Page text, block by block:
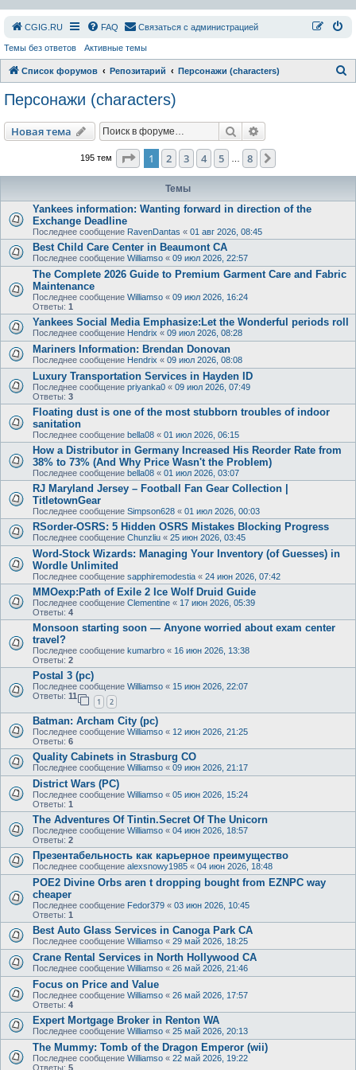
СGIG.RU FAQ Связаться с администрацией
Темы без ответов Активные темы
Список форумов Репозитарий Персонажи (characters)
Персонажи (characters)
Новая тема Поиск
195 тем Страница из
1 2 3 4 5 8
Темы
Yankees information: Wanting forward in direction of the
Exchange Deadline
Последнее сообщение RavenDantas « 01 авг 2026, 08:45
Best Child Care Center in Beaumont CA
Последнее сообщение Williamso « 09 июл 2026, 22:57
The Complete 2026 Guide to Premium Garment Care and Fabric
Maintenance
Последнее сообщение Williamso « 09 июл 2026, 16:24
Ответы: 1
Yankees Social Media Emphasize:Let the Wonderful periods roll
Последнее сообщение Hendrix « 09 июл 2026, 08:28
Mariners Information: Brendan Donovan
Последнее сообщение Hendrix « 09 июл 2026, 08:08
Luxury Transportation Services in Hayden ID
Последнее сообщение priyanka0 « 09 июл 2026, 07:49
Ответы: 3
Floating dust is one of the most stubborn troubles of indoor
sanitation
Последнее сообщение bella08 « 01 июл 2026, 06:15
How a Distributor in Germany Increased His Reorder Rate from
38% to 73% (And Why Price Wasn't the Problem)
Последнее сообщение bella08 « 01 июл 2026, 03:07
RJ Maryland Jersey – Football Fan Gear Collection |
TitletownGear
Последнее сообщение Simpson628 « 01 июл 2026, 00:03
RSorder-OSRS: 5 Hidden OSRS Mistakes Blocking Progress
Последнее сообщение Chunzliu « 25 июн 2026, 03:45
Word-Stock Wizards: Managing Your Inventory (of Guesses) in
Wordle Unlimited
Последнее сообщение sapphiremodestia « 24 июн 2026, 07:42
MMOexp:Path of Exile 2 Ice Wolf Druid Guide
Последнее сообщение Clementine « 17 июн 2026, 05:39
Ответы: 4
Monsoon starting soon — Anyone worried about exam center
travel?
Последнее сообщение kumarbro « 16 июн 2026, 13:38
Ответы: 2
Postal 3 (pc)
Последнее сообщение Williamso « 15 июн 2026, 22:07
Ответы: 11
1 2
Batman: Archam City (pc)
Последнее сообщение Williamso « 12 июн 2026, 21:25
Ответы: 6
Quality Cabinets in Strasburg CO
Последнее сообщение Williamso « 09 июн 2026, 21:17
District Wars (PC)
Последнее сообщение Williamso « 05 июн 2026, 15:24
Ответы: 1
The Adventures Of Tintin.Secret Of The Unicorn
Последнее сообщение Williamso « 04 июн 2026, 18:57
Ответы: 2
Презентабельность как карьерное преимущество
Последнее сообщение alexsnowy1985 « 04 июн 2026, 18:48
POE2 Divine Orbs aren t dropping bought from EZNPC way
cheaper
Последнее сообщение Fedor379 « 03 июн 2026, 10:45
Ответы: 1
Best Auto Glass Services in Canoga Park CA
Последнее сообщение Williamso « 29 май 2026, 18:25
Crane Rental Services in North Hollywood CA
Последнее сообщение Williamso « 26 май 2026, 21:46
Focus on Price and Value
Последнее сообщение Williamso « 26 май 2026, 17:57
Ответы: 4
Expert Mortgage Broker in Renton WA
Последнее сообщение Williamso « 25 май 2026, 20:13
The Mummy: Tomb of the Dragon Emperor (wii)
Последнее сообщение Williamso « 22 май 2026, 19:22
Ответы: 5